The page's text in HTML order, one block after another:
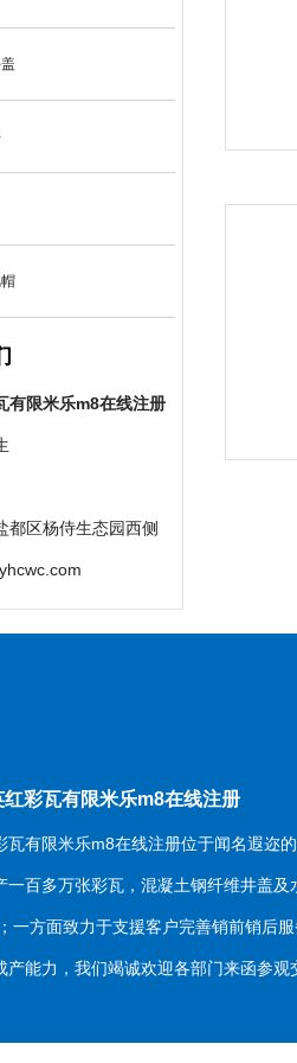
有限米乐m8在线注册
都区杨侍生态园西侧
红彩瓦有限米乐m8在线注册
限米乐m8在线注册位于闻名遐迩的
一百多万张彩瓦，混凝土钢纤维井
一方面致力于支援客户完善销前销
产能力，我们竭诚欢迎各部门来函参